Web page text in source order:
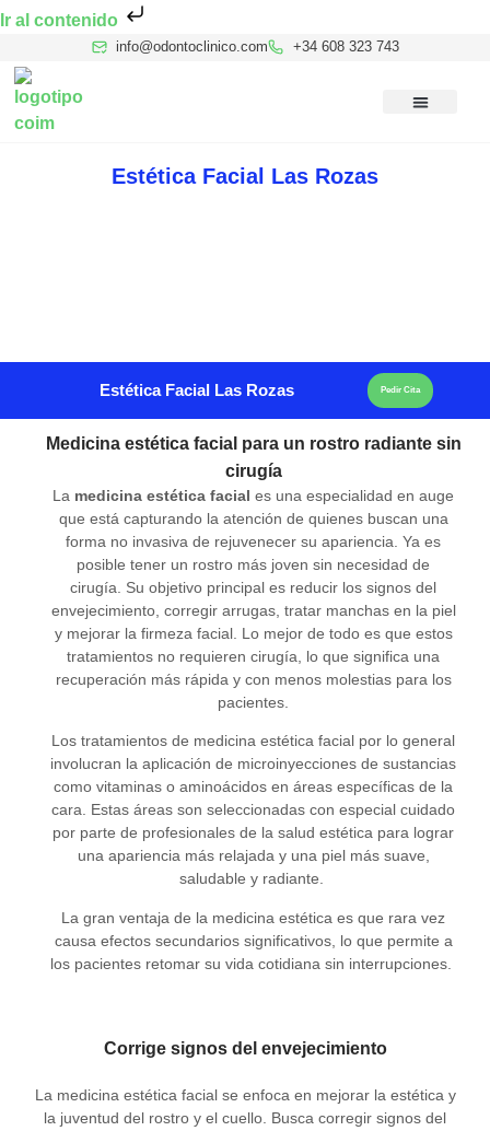
Ir al contenido
info@odontoclinico.com +34 608 323 743
Estética Facial Las Rozas
Estética Facial Las Rozas Pedir Cita
Medicina estética facial para un rostro radiante sin
cirugía
La medicina estética facial es una especialidad en auge
que está capturando la atención de quienes buscan una
forma no invasiva de rejuvenecer su apariencia. Ya es
posible tener un rostro más joven sin necesidad de
cirugía. Su objetivo principal es reducir los signos del
envejecimiento, corregir arrugas, tratar manchas en la piel
y mejorar la firmeza facial. Lo mejor de todo es que estos
tratamientos no requieren cirugía, lo que significa una
recuperación más rápida y con menos molestias para los
pacientes.
Los tratamientos de medicina estética facial por lo general
involucran la aplicación de microinyecciones de sustancias
como vitaminas o aminoácidos en áreas específicas de la
cara. Estas áreas son seleccionadas con especial cuidado
por parte de profesionales de la salud estética para lograr
una apariencia más relajada y una piel más suave,
saludable y radiante.
La gran ventaja de la medicina estética es que rara vez
causa efectos secundarios significativos, lo que permite a
los pacientes retomar su vida cotidiana sin interrupciones.
Corrige signos del envejecimiento
La medicina estética facial se enfoca en mejorar la estética y
la juventud del rostro y el cuello. Busca corregir signos del